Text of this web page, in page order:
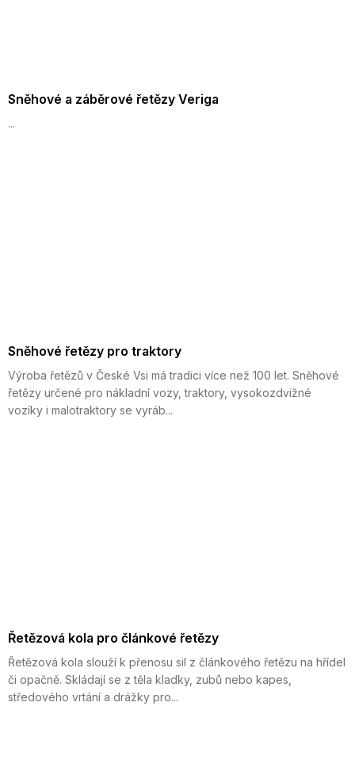
Sněhové a záběrové řetězy Veriga
...
Sněhové řetězy pro traktory
Výroba řetězů v České Vsi má tradici více než 100 let. Sněhové
řetězy určené pro nákladní vozy, traktory, vysokozdvižné
vozíky i malotraktory se vyráb...
Řetězová kola pro článkové řetězy
Řetězová kola slouží k přenosu sil z článkového řetězu na hřídel
či opačně. Skládají se z těla kladky, zubů nebo kapes,
středového vrtání a drážky pro...